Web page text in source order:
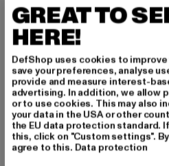
URBAN CLASSICS
Heavy Ounce
36,99 EUR
Derzeitiger Preis: 36,99 EUR
49,99 EURAktionspreis:
GREAT TO
HERE!
DefShop uses cookies to
save your preferences, analyse
provide and measure interest-
advertising. In addition, we allow
or to use cookies. This may also
your data in the USA or other
the EU data protection standard.
this, click on "Custom settings".
agree to this. Data protection